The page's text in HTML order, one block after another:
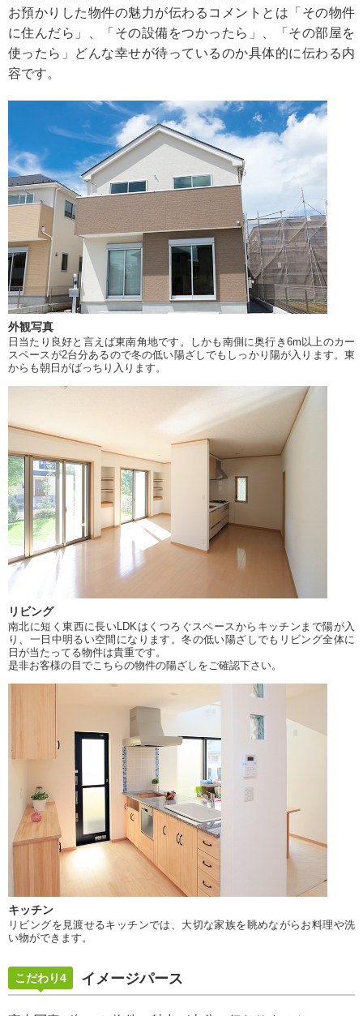
お預かりした物件の魅力が伝わるコメントとは「その物件
に住んだら」、「その設備をつかったら」、「その部屋を
使ったら」どんな幸せが待っているのか具体的に伝わる内
容です。
外観写真
日当たり良好と言えば東南角地です。しかも南側に奥行き6m以上のカー
スペースが2台分あるので冬の低い陽ざしでもしっかり陽が入ります。東
からも朝日がばっちり入ります。
リビング
南北に短く東西に長いLDKはくつろぐスペースからキッチンまで陽が入
り、一日中明るい空間になります。冬の低い陽ざしでもリビング全体に
日が当たってる物件は貴重です。
是非お客様の目でこちらの物件の陽ざしをご確認下さい。
キッチン
リビングを見渡せるキッチンでは、大切な家族を眺めながらお料理や洗
い物ができます。
こだわり4 イメージパース